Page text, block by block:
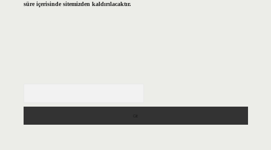
süre içerisinde sitemizden kaldırılacaktır.